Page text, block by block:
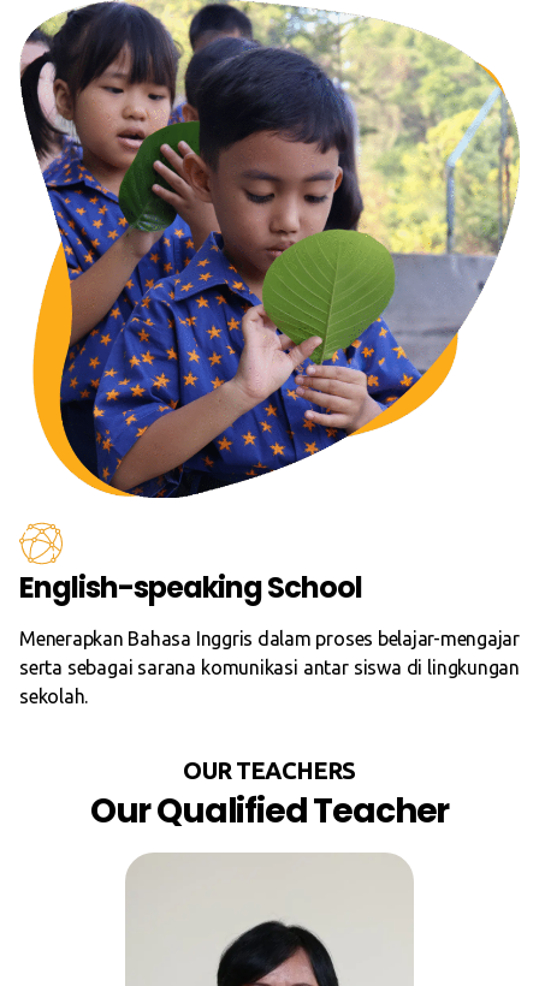
English-speaking School
Menerapkan Bahasa Inggris dalam proses belajar-mengajar
serta sebagai sarana komunikasi antar siswa di lingkungan
sekolah.
OUR TEACHERS
Our Qualified Teacher